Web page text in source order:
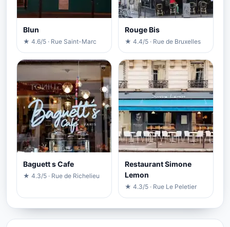
Blun
★ 4.6/5 · Rue Saint-Marc
Rouge Bis
★ 4.4/5 · Rue de Bruxelles
Baguett s Cafe
★ 4.3/5 · Rue de Richelieu
Restaurant Simone
Lemon
★ 4.3/5 · Rue Le Peletier